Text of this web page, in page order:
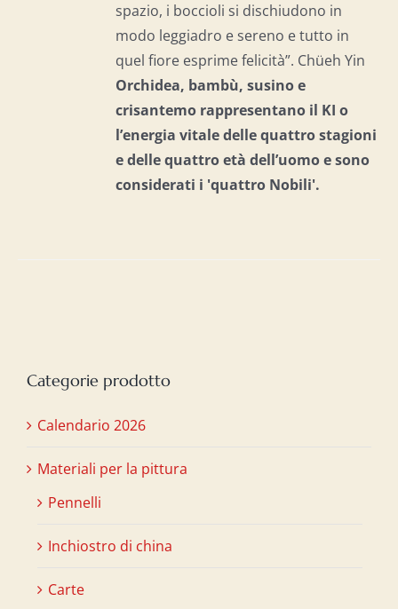
spazio, i boccioli si dischiudono in
modo leggiadro e sereno e tutto in
quel fiore esprime felicità”. Chüeh Yin
Orchidea, bambù, susino e
crisantemo rappresentano il KI o
l’energia vitale delle quattro stagioni
e delle quattro età dell’uomo esono
considerati i 'quattro Nobili'.
Categorie prodotto
Calendario 2026
Materiali per la pittura
Pennelli
Inchiostro di china
Carte